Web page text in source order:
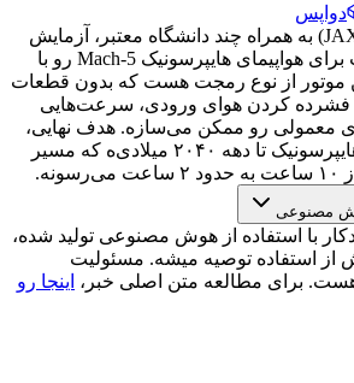
دواپس
به همراه چند دانشگاه معتبر، آزمایش
برای هواپیمای هایپرسونیک Mach-5 رو با
موتور از نوع رمجت هست که بدون قطعات
فشرده کردن هوای ورودی، سرعت‌هایی
معمولی رو ممکن می‌سازه. هدف نهایی،
تا دهه ۲۰۴۰ میلادی‌ه که مسیر
از ۱۰ ساعت به حدود ۲ ساعت می‌رسونه.
مصنوعی
با استفاده از هوش مصنوعی تولید شده،
از استفاده توصیه میشه. مسئولیت
هست. برای مطالعه متن اصلی خبر، اینجا رو